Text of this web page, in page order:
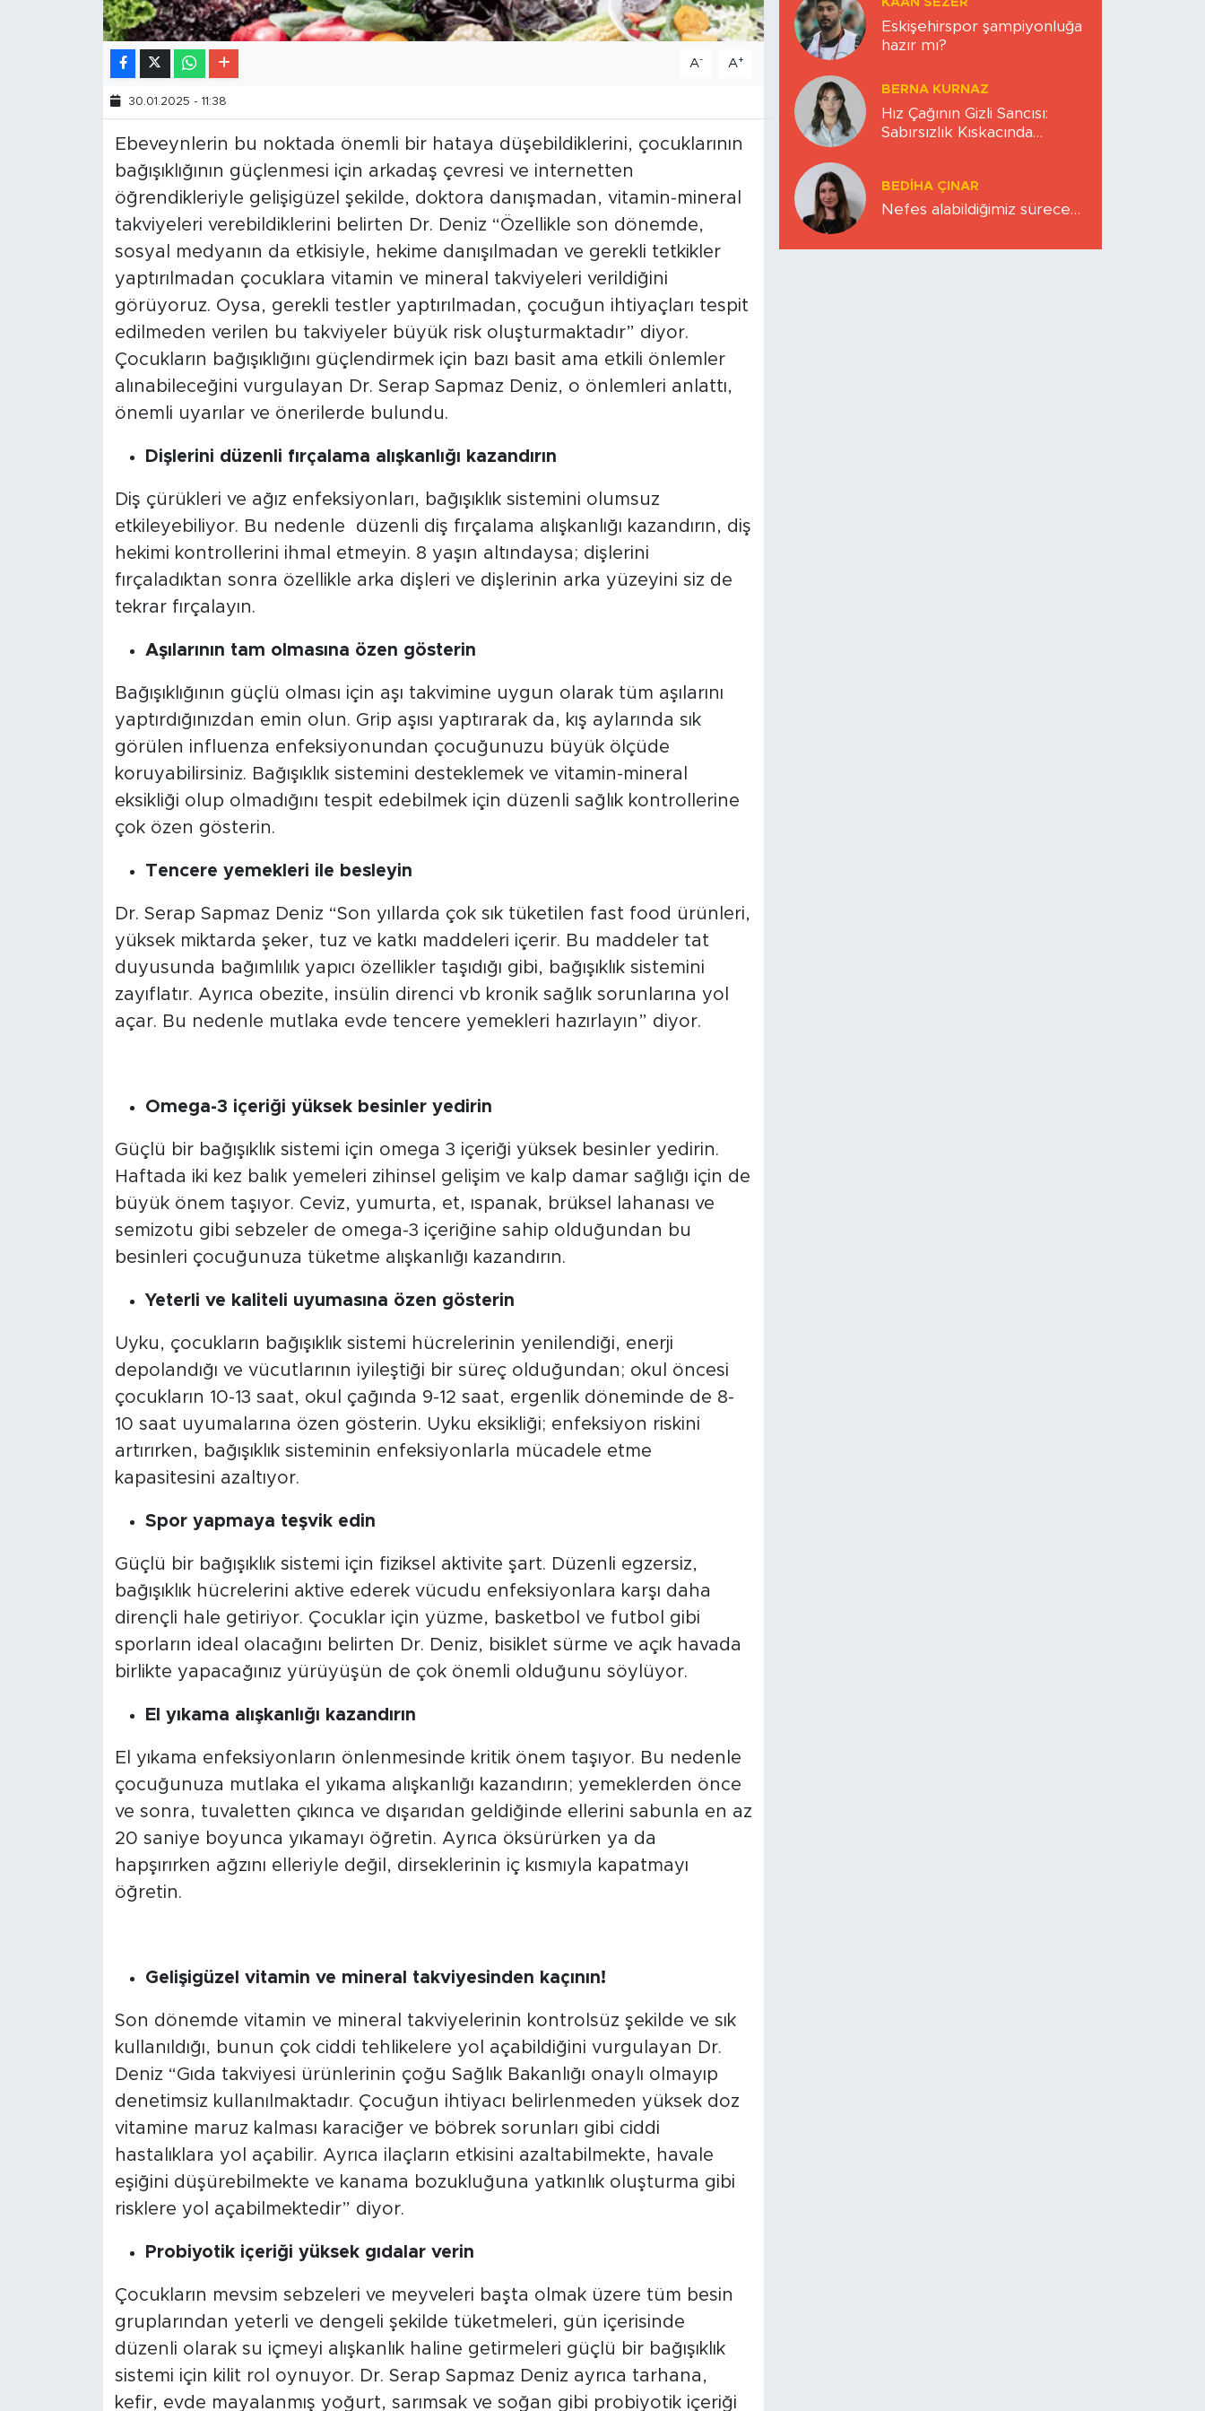
A- A+
30.01.2025 - 11:38
Ebeveynlerin bu noktada önemli bir hataya düşebildiklerini, çocuklarının
bağışıklığının güçlenmesi için arkadaş çevresi ve internetten
öğrendikleriyle gelişigüzel şekilde, doktora danışmadan, vitamin-mineral
takviyeleri verebildiklerini belirten Dr. Deniz “Özellikle son dönemde,
sosyal medyanın da etkisiyle, hekime danışılmadan ve gerekli tetkikler
yaptırılmadan çocuklara vitamin ve mineral takviyeleri verildiğini
görüyoruz. Oysa, gerekli testler yaptırılmadan, çocuğun ihtiyaçları tespit
edilmeden verilen bu takviyeler büyük risk oluşturmaktadır” diyor.
Çocukların bağışıklığını güçlendirmek için bazı basit ama etkili önlemler
alınabileceğini vurgulayan Dr. Serap Sapmaz Deniz, o önlemleri anlattı,
önemli uyarılar ve önerilerde bulundu.
Dişlerini düzenli fırçalama alışkanlığı kazandırın
Diş çürükleri ve ağız enfeksiyonları, bağışıklık sistemini olumsuz
etkileyebiliyor. Bu nedenle düzenli diş fırçalama alışkanlığı kazandırın, diş
hekimi kontrollerini ihmal etmeyin. 8 yaşın altındaysa; dişlerini
fırçaladıktan sonra özellikle arka dişleri ve dişlerinin arka yüzeyini siz de
tekrar fırçalayın.
Aşılarının tam olmasına özen gösterin
Bağışıklığının güçlü olması için aşı takvimine uygun olarak tüm aşılarını
yaptırdığınızdan emin olun. Grip aşısı yaptırarak da, kış aylarında sık
görülen influenza enfeksiyonundan çocuğunuzu büyük ölçüde
koruyabilirsiniz. Bağışıklık sistemini desteklemek ve vitamin-mineral
eksikliği olup olmadığını tespit edebilmek için düzenli sağlık kontrollerine
çok özen gösterin.
Tencere yemekleri ile besleyin
Dr. Serap Sapmaz Deniz “Son yıllarda çok sık tüketilen fast food ürünleri,
yüksek miktarda şeker, tuz ve katkı maddeleri içerir. Bu maddeler tat
duyusunda bağımlılık yapıcı özellikler taşıdığı gibi, bağışıklık sistemini
zayıflatır. Ayrıca obezite, insülin direnci vb kronik sağlık sorunlarına yol
açar. Bu nedenle mutlaka evde tencere yemekleri hazırlayın” diyor.
Omega-3 içeriği yüksek besinler yedirin
Güçlü bir bağışıklık sistemi için omega 3 içeriği yüksek besinler yedirin.
Haftada iki kez balık yemeleri zihinsel gelişim ve kalp damar sağlığı için de
büyük önem taşıyor. Ceviz, yumurta, et, ıspanak, brüksel lahanası ve
semizotu gibi sebzeler de omega-3 içeriğine sahip olduğundan bu
besinleri çocuğunuza tüketme alışkanlığı kazandırın.
Yeterli ve kaliteli uyumasına özen gösterin
Uyku, çocukların bağışıklık sistemi hücrelerinin yenilendiği, enerji
depolandığı ve vücutlarının iyileştiği bir süreç olduğundan; okul öncesi
çocukların 10-13 saat, okul çağında 9-12 saat, ergenlik döneminde de 8-
10 saat uyumalarına özen gösterin. Uyku eksikliği; enfeksiyon riskini
artırırken, bağışıklık sisteminin enfeksiyonlarla mücadele etme
kapasitesini azaltıyor.
Spor yapmaya teşvik edin
Güçlü bir bağışıklık sistemi için fiziksel aktivite şart. Düzenli egzersiz,
bağışıklık hücrelerini aktive ederek vücudu enfeksiyonlara karşı daha
dirençli hale getiriyor. Çocuklar için yüzme, basketbol ve futbol gibi
sporların ideal olacağını belirten Dr. Deniz, bisiklet sürme ve açık havada
birlikte yapacağınız yürüyüşün de çok önemli olduğunu söylüyor.
El yıkama alışkanlığı kazandırın
El yıkama enfeksiyonların önlenmesinde kritik önem taşıyor. Bu nedenle
çocuğunuza mutlaka el yıkama alışkanlığı kazandırın; yemeklerden önce
ve sonra, tuvaletten çıkınca ve dışarıdan geldiğinde ellerini sabunla en az
20 saniye boyunca yıkamayı öğretin. Ayrıca öksürürken ya da
hapşırırken ağzını elleriyle değil, dirseklerinin iç kısmıyla kapatmayı
öğretin.
Gelişigüzel vitamin ve mineral takviyesinden kaçının!
Son dönemde vitamin ve mineral takviyelerinin kontrolsüz şekilde ve sık
kullanıldığı, bunun çok ciddi tehlikelere yol açabildiğini vurgulayan Dr.
Deniz “Gıda takviyesi ürünlerinin çoğu Sağlık Bakanlığı onaylı olmayıp
denetimsiz kullanılmaktadır. Çocuğun ihtiyacı belirlenmeden yüksek doz
vitamine maruz kalması karaciğer ve böbrek sorunları gibi ciddi
hastalıklara yol açabilir. Ayrıca ilaçların etkisini azaltabilmekte, havale
eşiğini düşürebilmekte ve kanama bozukluğuna yatkınlık oluşturma gibi
risklere yol açabilmektedir” diyor.
Probiyotik içeriği yüksek gıdalar verin
Çocukların mevsim sebzeleri ve meyveleri başta olmak üzere tüm besin
gruplarından yeterli ve dengeli şekilde tüketmeleri, gün içerisinde
düzenli olarak su içmeyi alışkanlık haline getirmeleri güçlü bir bağışıklık
sistemi için kilit rol oynuyor. Dr. Serap Sapmaz Deniz ayrıca tarhana,
kefir, evde mayalanmış yoğurt, sarımsak ve soğan gibi probiyotik içeriği
Eskişehirspor şampiyonluğa
hazır mı?
BERNA KURNAZ
Hız Çağının Gizli Sancısı:
Sabırsızlık Kıskacında
BEDIHA ÇINAR
Nefes alabildiğimiz sürece…